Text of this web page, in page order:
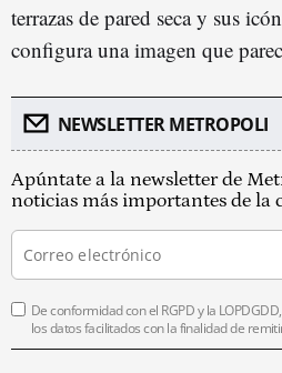
terrazas de pared seca y sus
configura una imagen que
NEWSLETTER METROPOLI
Apúntate a la newsletter de
noticias más importantes de la
De conformidad con el RGPD y la
los datos facilitados con la finalidad de